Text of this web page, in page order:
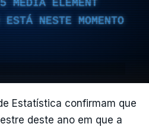
MEDIA ELEMENT
ESTÁ NESTE MOMENTO
Estatística confirmam que
deste ano em que a